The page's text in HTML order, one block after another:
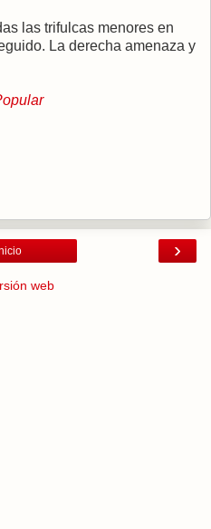
las trifulcas menores en
La derecha amenaza y
›
web